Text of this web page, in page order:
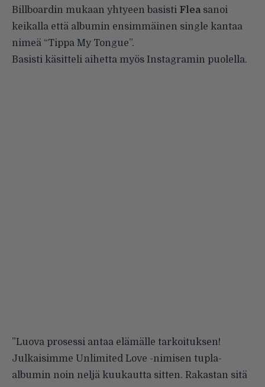
Billboardin mukaan yhtyeen basisti Fleasanoi
keikalla että albumin ensimmäinen single kantaa
nimeä “Tippa My Tongue”.
Basisti käsitteli aihetta myös Instagramin puolella.
”Luova prosessi antaa elämälle tarkoituksen!
Julkaisimme Unlimited Love -nimisen tupla-
albumin noin neljä kuukautta sitten. Rakastan sitä